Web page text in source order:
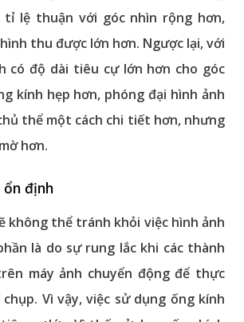
tỉ lệ thuận với góc nhìn rộng hơn,
thu được lớn hơn. Ngược lại, với
có độ dài tiêu cự lớn hơn cho góc
kính hẹp hơn, phóng đại hình ảnh
thể một cách chi tiết hơn, nhưng
hơn.
định
không thể tránh khỏi việc hình ảnh
là do sự rung lắc khi các thành
máy ảnh chuyển động để thực
chụp. Vì vậy, việc sử dụng ống kính